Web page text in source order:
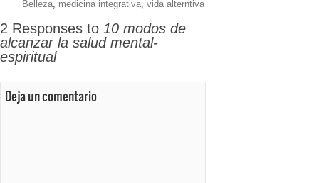
Belleza, medicina integrativa, vida alterntiva
2 Responses to 10 modos de
alcanzar la salud mental-
espiritual
Deja un comentario